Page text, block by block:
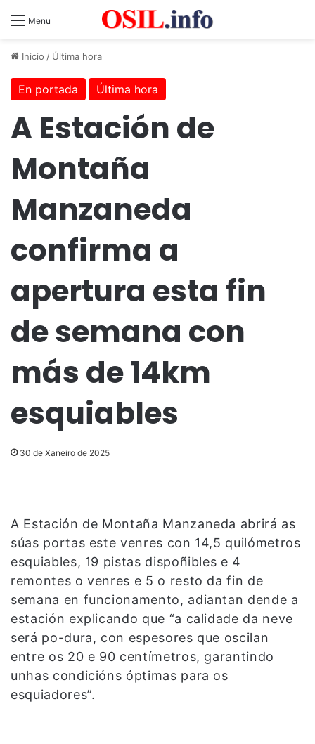
Menu
Inicio / Última hora
En portada Última hora
A Estación de
Montaña
Manzaneda
confirma a
apertura esta fin
de semana con
más de 14km
esquiables
30 de Xaneiro de 2025
A Estación de Montaña Manzaneda abrirá as
súas portas este venres con 14,5 quilómetros
esquiables, 19 pistas dispoñibles e 4
remontes o venres e 5 o resto da fin de
semana en funcionamento, adiantan dende a
estación explicando que “a calidade da neve
será po-dura, con espesores que oscilan
entre os 20 e 90 centímetros, garantindo
unhas condicións óptimas para os
esquiadores”.